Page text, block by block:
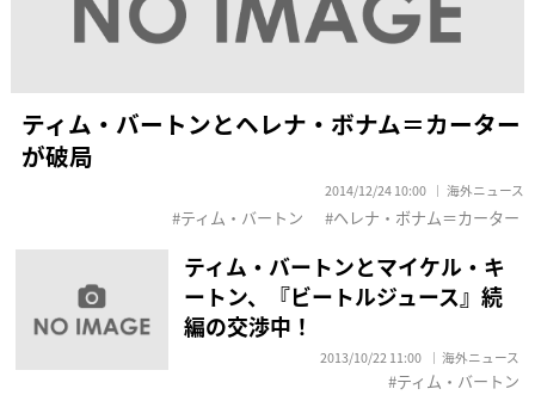
ティム・バートンとヘレナ・ボナム＝カーター
が破局
2014/12/24 10:00 海外ニュース
ティム・バートン ヘレナ・ボナム＝カーター
ティム・バートンとマイケル・キ
ートン、『ビートルジュース』続
編の交渉中！
2013/10/22 11:00 海外ニュース
ティム・バートン